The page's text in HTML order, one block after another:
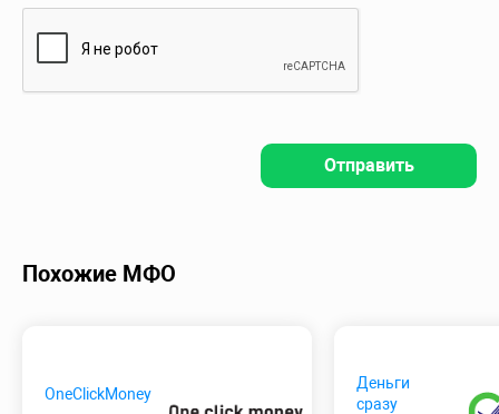
Отправить
Похожие МФО
OneClickMoney
Деньги
сразу